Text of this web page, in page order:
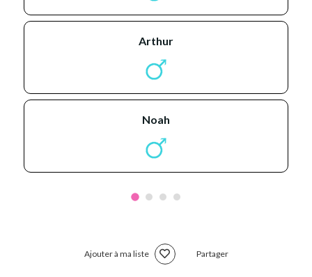
arthur
noah
Ajouter à ma liste Partager